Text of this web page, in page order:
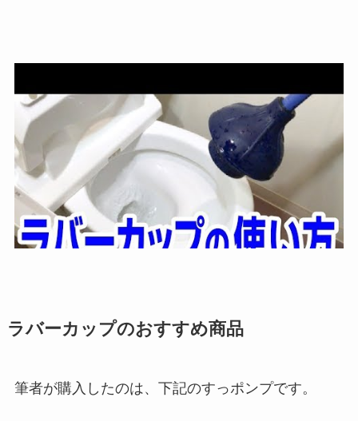
ラバーカップのおすすめ商品
筆者が購入したのは、下記のすっポンプです。